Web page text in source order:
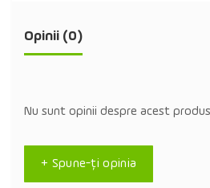
Opinii (0)
Nu sunt opinii despre acest
+ Spune-ţi opinia